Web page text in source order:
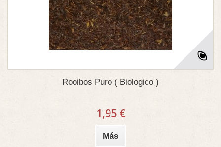
Rooibos Puro ( Biologico )
1,95 €
Más